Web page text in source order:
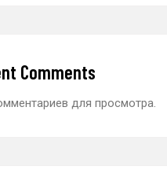
Comments
для просмотра.